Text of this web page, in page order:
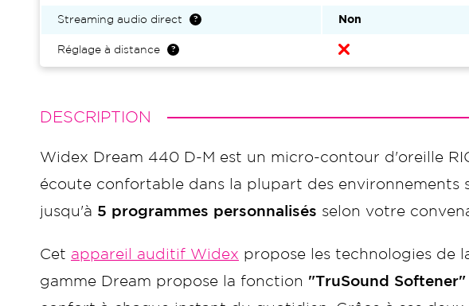
Streaming audio direct Non
Réglage à distance
DESCRIPTION
Widex Dream 440 D-M est un micro-contour d'oreille
écoute confortable dans la plupart des environnements
jusqu'à 5 programmes personnalisés selon votre
Cet appareil auditif Widex propose les technologies de
gamme Dream propose la fonction "TruSound Softener"